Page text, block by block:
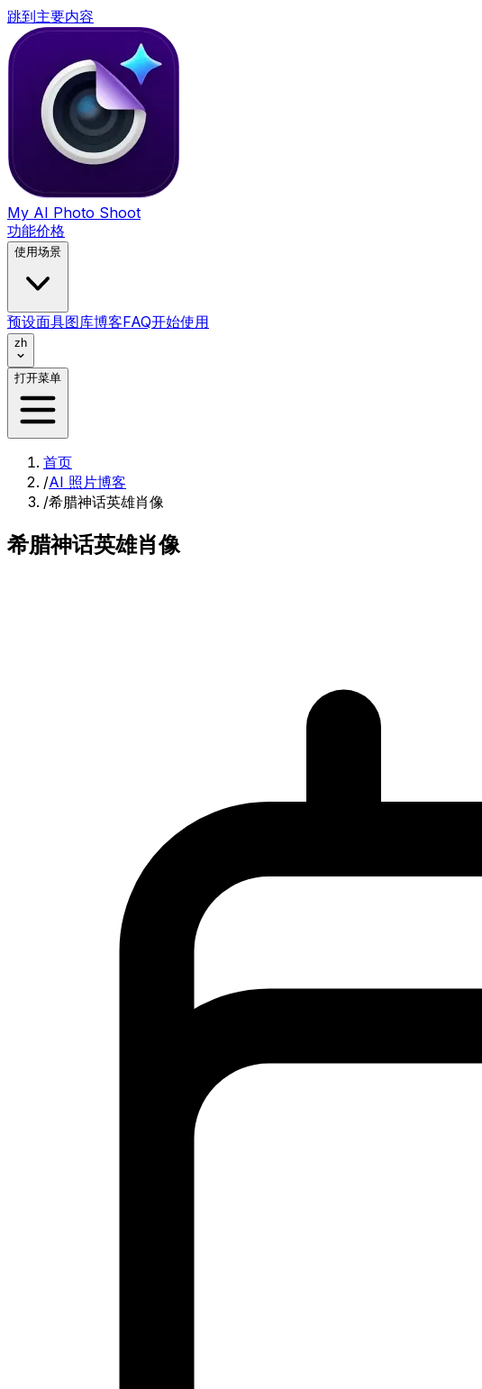
跳到主要内容
My AI Photo Shoot
功能价格
使用场景
预设面具图库博客FAQ开始使用
zh
打开菜单
首页
/AI 照片博客
/希腊神话英雄肖像
希腊神话英雄肖像